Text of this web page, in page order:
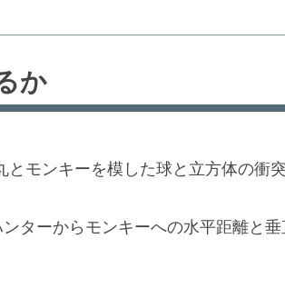
か
モンキーを模した球と立方体の衝
ターからモンキーへの水平距離と